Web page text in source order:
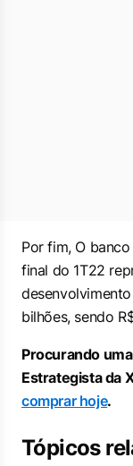
Por fim, O
final do 1T22
bilhões, sendo
Procurando
Estrategista da
comprar hoje.
Tópicos